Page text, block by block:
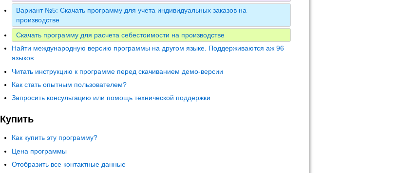
Вариант №5: Скачать программу для учета индивидуальных заказов на
производстве
Скачать программу для расчета себестоимости на производстве
Найти международную версию программы на другом языке. Поддерживаются аж 96
языков
Читать инструкцию к программе перед скачиванием демо-версии
Как стать опытным пользователем?
Запросить консультацию или помощь технической поддержки
Купить
Как купить эту программу?
Цена программы
Отобразить все контактные данные